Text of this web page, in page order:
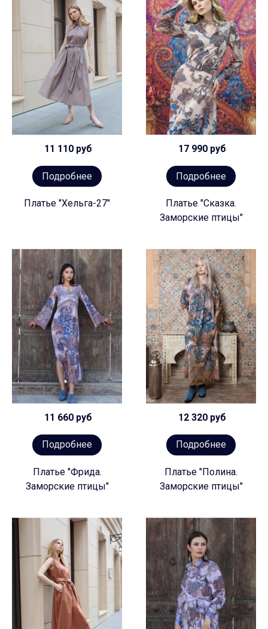
11 110 руб
Подробнее
Платье "Хельга-27"
17 990 руб
Подробнее
Платье "Сказка.
Заморские птицы"
11 660 руб
Подробнее
Платье "Фрида.
Заморские птицы"
12 320 руб
Подробнее
Платье "Полина.
Заморские птицы"